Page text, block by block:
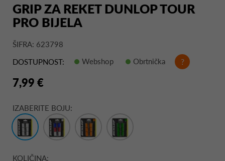
GRIP ZA REKET DUNLOP TOUR
PRO BIJELA
ŠIFRA: 623798
DOSTUPNOST:
Webshop Obrtnička ?
7,99 €
IZABERITE BOJU:
KOLIČINA: